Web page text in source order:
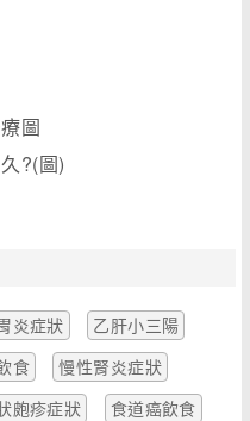
圖
?(圖)
炎症狀
乙肝小三陽
食
慢性腎炎症狀
皰疹症狀
食道癌飲食